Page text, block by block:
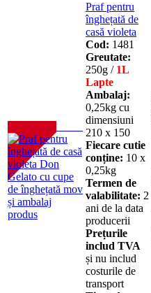
Praf pentru
înghețată de
casă violeta
Cod: 1481
Greutate:
250g / 1L
Lapte
Ambalaj:
0,25kg cu
dimensiuni
210 х 150
Fiecare cutie
conține: 10 х
0,25kg
Termen de
valabilitate: 2
ani de la data
producerii
Prețurile
includ TVA
și nu includ
costurile de
transport